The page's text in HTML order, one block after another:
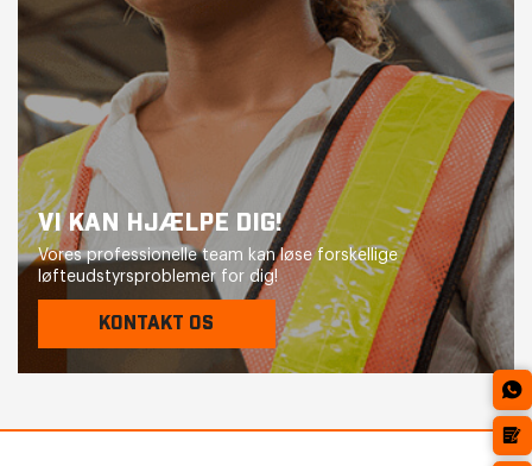
VI KAN HJÆLPE DIG!
Vores professionelle team kan løse forskellige
løfteudstyrsproblemer for dig!
KONTAKT OS